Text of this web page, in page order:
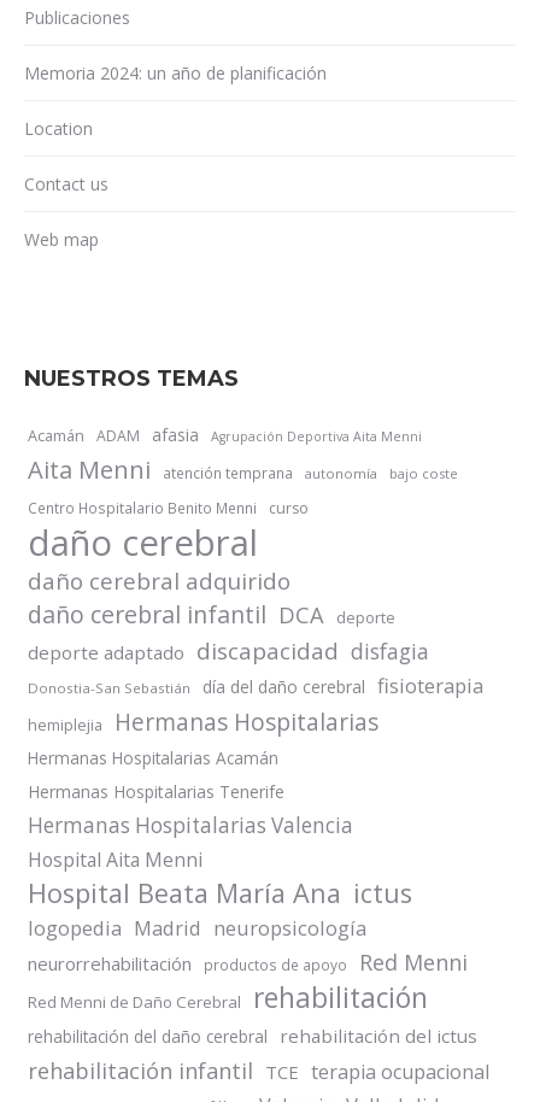
Publicaciones
Memoria 2024: un año de planificación
Location
Contact us
Web map
NUESTROS TEMAS
Acamán ADAM afasia Agrupación Deportiva Aita Menni
Aita Menni atención temprana autonomía bajo coste
Centro Hospitalario Benito Menni curso
daño cerebral
daño cerebral adquirido
daño cerebral infantil DCA deporte
deporte adaptado discapacidad disfagia
Donostia-San Sebastián día del daño cerebral fisioterapia
hemiplejia Hermanas Hospitalarias
Hermanas Hospitalarias Acamán
Hermanas Hospitalarias Tenerife
Hermanas Hospitalarias Valencia
Hospital Aita Menni
Hospital Beata María Ana ictus
logopedia Madrid neuropsicología
neurorrehabilitación productos de apoyo Red Menni
Red Menni de Daño Cerebral rehabilitación
rehabilitación del daño cerebral rehabilitación del ictus
rehabilitación infantil TCE terapia ocupacional